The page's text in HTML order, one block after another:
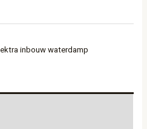
inbouw waterdamp